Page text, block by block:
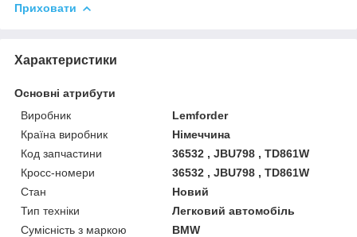
Приховати
Характеристики
Основні атрибути
Виробник
Lemforder
Країна виробник
Німеччина
Код запчастини
36532 , JBU798 , TD861W
Кросс-номери
36532 , JBU798 , TD861W
Стан
Новий
Тип техніки
Легковий автомобіль
Сумісність з маркою
BMW